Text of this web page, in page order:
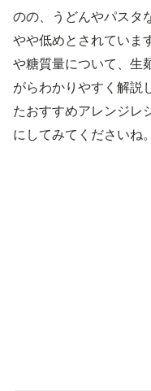
のの、うどんやパスタ
やや低めとされていま
や糖質量について、生
がらわかりやすく解説
たおすすめアレンジレ
にしてみてくださいね。